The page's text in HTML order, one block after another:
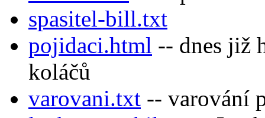
spasitel-bill.txt
pojidaci.html -- dnes již
koláčů
varovani.txt -- varování